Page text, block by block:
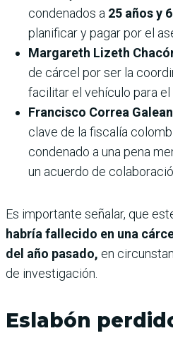
condenados a 25 años y
planificar y pagar por el
Margareth Lizeth
de cárcel por ser la
facilitar el vehículo para el
Francisco Correa
clave de la fiscalía
condenado a una pena
un acuerdo de
Es importante señalar, que
habría fallecido en una
del año pasado, en
de investigación.
Eslabón